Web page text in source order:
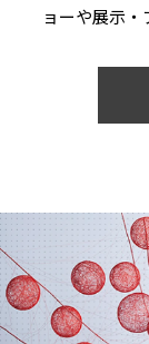
ョーや展示・